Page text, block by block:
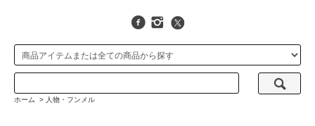
ホーム > 人物・フンメル